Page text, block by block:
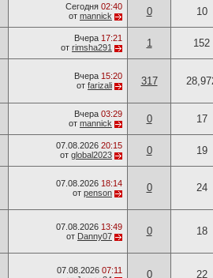
Сегодня 02:40
от mannick 0 10
Вчера 17:21
от rimsha291 1 152
Вчера 15:20
от farizali 317
Вчера 03:29
от mannick 0 17
07.08.2026 20:15
от global2023 0 19
07.08.2026 18:14
от penson 0 24
07.08.2026 13:49
от Danny07 0 18
07.08.2026 07:11
0 22